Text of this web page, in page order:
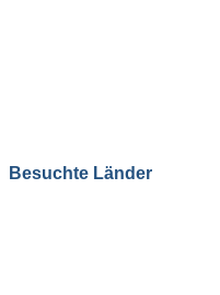
Besuchte Länder